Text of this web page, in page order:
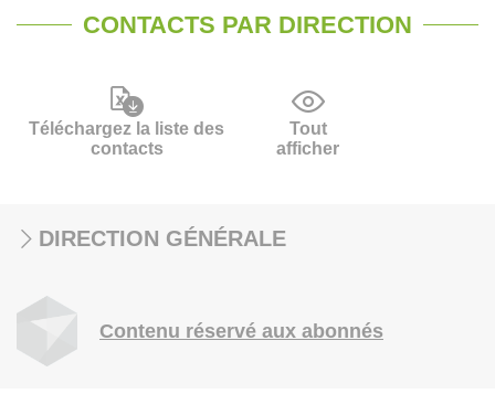
CONTACTS PAR DIRECTION
Téléchargez la liste des
contacts
Tout
afficher
DIRECTION GÉNÉRALE
Contenu réservé aux abonnés